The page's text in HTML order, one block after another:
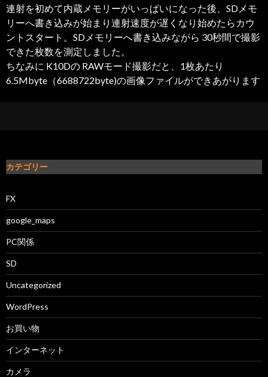
連射を初めて内蔵メモリーがいっぱいになった後、SDメモ
リーへ書き込みが始まり連射速度が遅くなり始めたらカウ
ントスタート。SDメモリーへ書き込みながら 30秒間で撮影
できた枚数を測定しました。
ちなみに K10Dの RAWモード撮影だと、1枚あたり
6.5Mbyte（6688722byte)の画像ファイルができあがります
カテゴリー
FX
google_maps
PC関係
SD
Uncategorized
WordPress
お買い物
インターネット
カメラ